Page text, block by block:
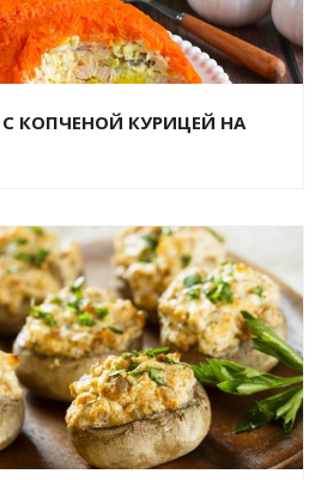
КОПЧЕНОЙ КУРИЦЕЙ НА